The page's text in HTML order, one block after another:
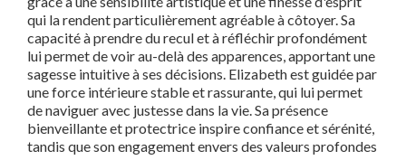
qui la rendent particulièrement agréable à côtoyer. Sa
capacité à prendre du recul et à réfléchir profondément
lui permet de voir au-delà des apparences, apportant une
sagesse intuitive à ses décisions. Elizabeth est guidée par
une force intérieure stable et rassurante, qui lui permet
de naviguer avec justesse dans la vie. Sa présence
bienveillante et protectrice inspire confiance et sérénité,
tandis que son engagement envers des valeurs profondes